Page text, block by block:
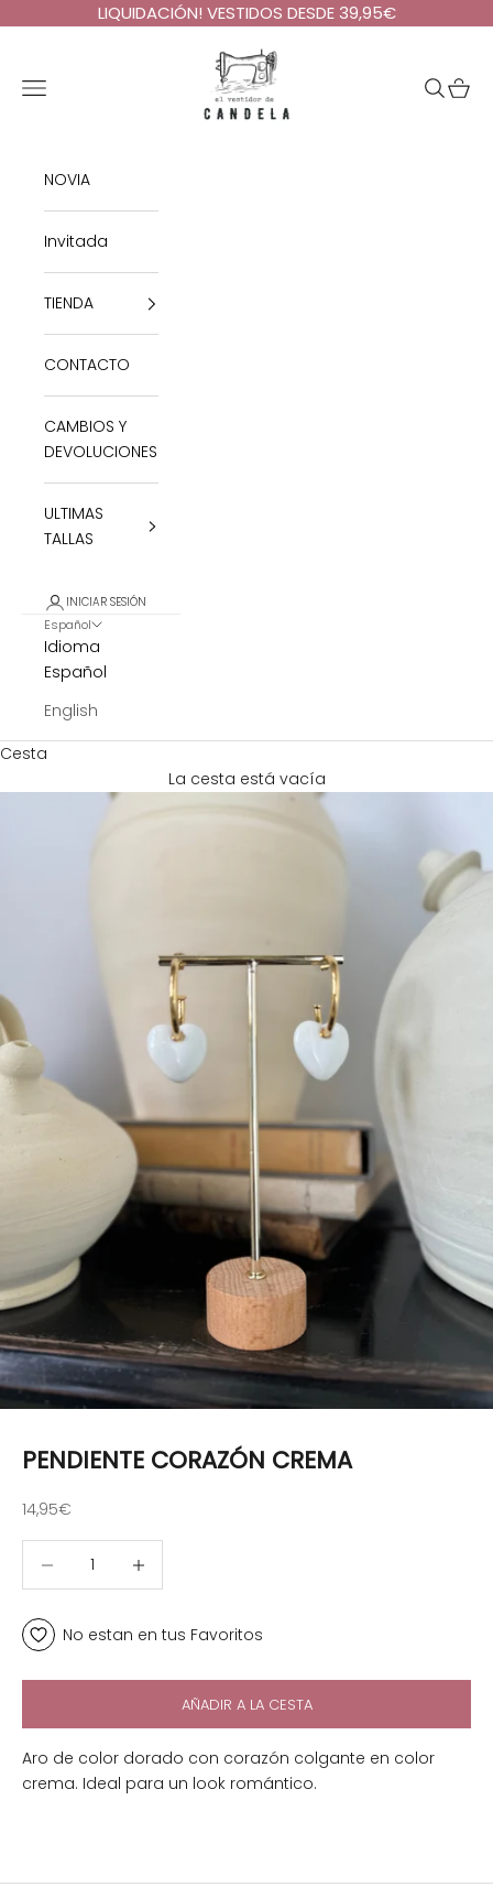
Ir al contenidoLIQUIDACIÓN! VESTIDOS DESDE 39,95€
El Vestidor de Candela
Abrir menú de navegación
AbrirAbrir
NOVIA
Invitada
TIENDA
CONTACTO
CAMBIOS Y
DEVOLUCIONES
ULTIMAS
TALLAS
INICIAR SESIÓN
Español
Idioma
Español
English
Cesta
La cesta está vacía
PENDIENTE CORAZÓN CREMA
Precio de oferta
14,95€
No estan en tus Favoritos
AÑADIR A LA CESTA
Aro de color dorado con corazón colgante en color
crema. Ideal para un look romántico.